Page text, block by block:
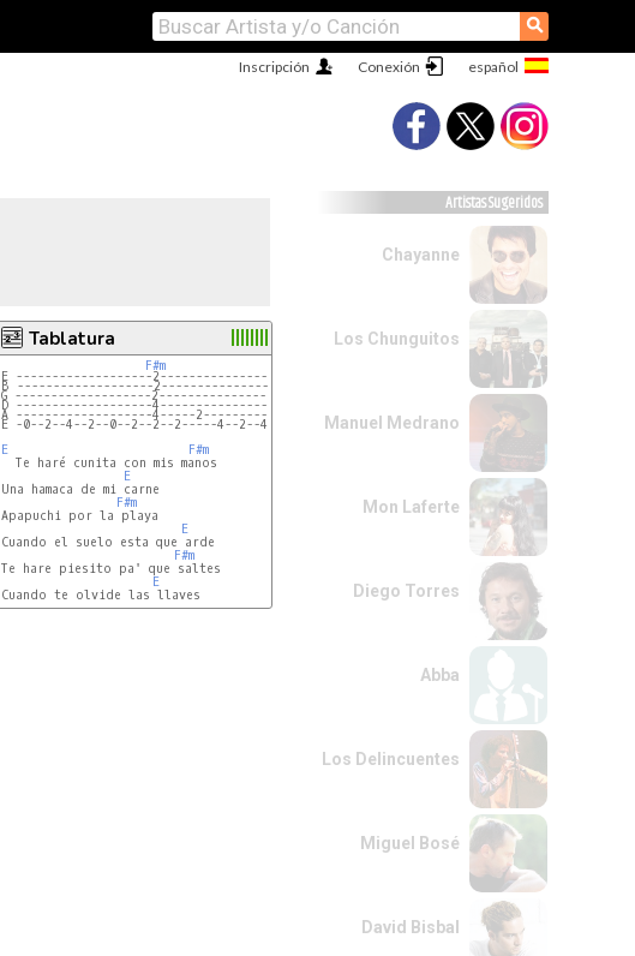
⚲
Conexión
Inscripción
Tablatura
F#m
E -------------------2--------------------0-
B -------------------2--------------------0-
G -------------------2--------------------1-
D -------------------4--------------------2-
A -------------------4-----2--------------2-
E -0--2--4--2--0--2--2--2-----4--2--4--0--0-
E
F#m
  Te haré cunita con mis manos
E
Una hamaca de mi carne
F#m
Apapuchi por la playa
E
Cuando el suelo esta que arde
F#m
Te hare piesito pa' que saltes
E
Artistas Sugeridos
Chayanne
Los Chunguitos
Manuel Medrano
Mon Laferte
Diego Torres
Abba
Los Delincuentes
Miguel Bosé
David Bisbal